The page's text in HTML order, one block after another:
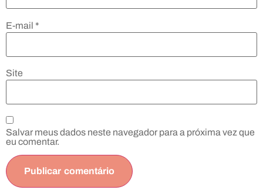
E-mail *
Site
Salvar meus dados neste navegador para a próxima vez que
eu comentar.